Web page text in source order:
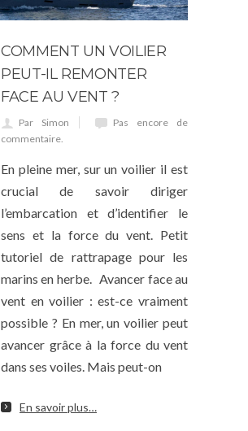
COMMENT UN VOILIER
PEUT-IL REMONTER
FACE AU VENT ?
Par Simon
Pas encore de
commentaire.
En pleine mer, sur un voilier il est
crucial de savoir diriger
l’embarcation et d’identifier le
sens et la force du vent. Petit
tutoriel de rattrapage pour les
marins en herbe. Avancer face au
vent en voilier : est-ce vraiment
possible ? En mer, un voilier peut
avancer grâce à la force du vent
dans ses voiles. Mais peut-on
En savoir plus…